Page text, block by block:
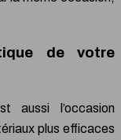
de votre
aussi l’occasion
plus efficaces